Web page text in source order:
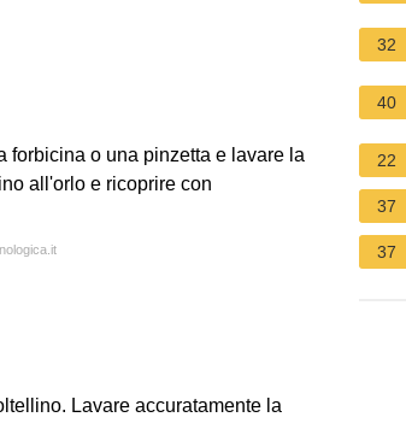
forbicina o una pinzetta e lavare la
all'orlo e ricoprire con
Lavare accuratamente la
32
40
22
37
37